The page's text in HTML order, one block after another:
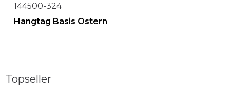
144500-324
Hangtag Basis Ostern
Topseller